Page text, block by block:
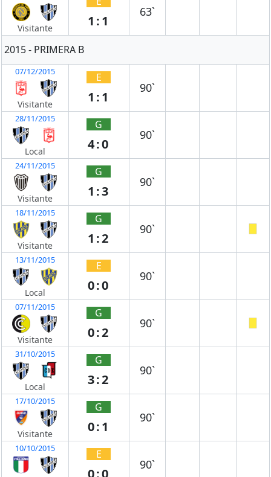
Visitante 1:1
63`
2015 - PRIMERA B
07/12/2015
Visitante
E
1:1
90`
28/11/2015
Local
G
4:0
90`
24/11/2015
Visitante
G
1:3
90`
18/11/2015
Visitante
G
1:2
90`
13/11/2015
Local
E
0:0
90`
07/11/2015
Visitante
G
0:2
90`
31/10/2015
Local
G
3:2
90`
17/10/2015
Visitante
G
0:1
90`
10/10/2015 E
0:0
90`